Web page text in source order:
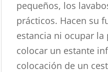
pequeños, los
prácticos. Hacen su
estancia ni ocupar
colocar un estante
colocación de un